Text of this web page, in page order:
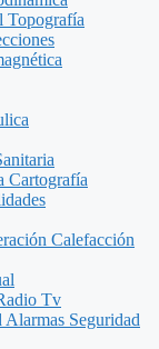
Topografía
Cartografía
Calefacción
Tv
Seguridad